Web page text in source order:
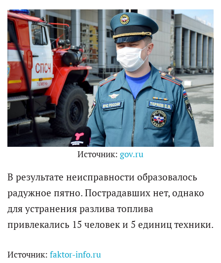
Источник: gov.ru
В результате неисправности образовалось
радужное пятно. Пострадавших нет, однако
для устранения разлива топлива
привлекались 15 человек и 5 единиц техники.
Источник: faktor-info.ru